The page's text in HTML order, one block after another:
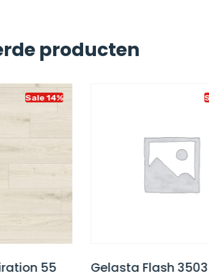
producten
Sale 14%
55 Gelasta Flash 3503